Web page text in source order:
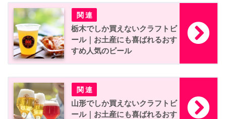
栃木でしか買えないクラフトビ
ール｜お土産にも喜ばれるおす
すめ人気のビール
山形でしか買えないクラフトビ
ール｜お土産にも喜ばれるおす